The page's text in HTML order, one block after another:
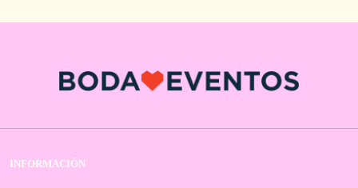
INFORMACIÓN